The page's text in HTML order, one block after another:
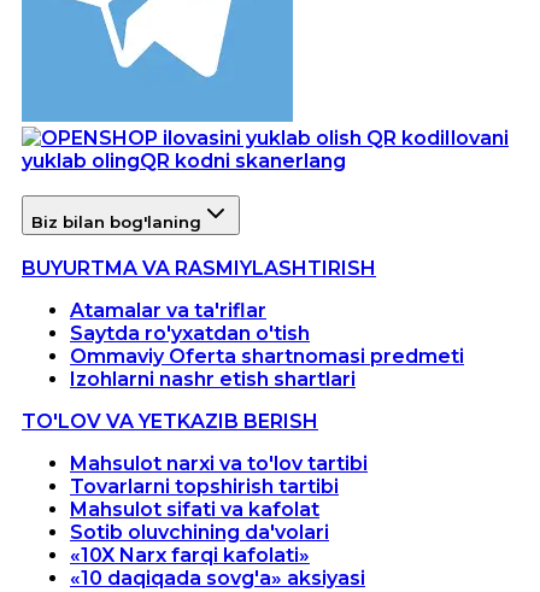
Ilovani
yuklab olingQR kodni skanerlang
Biz bilan bog'laning
BUYURTMA VA RASMIYLASHTIRISH
Atamalar va ta'riflar
Saytda ro'yxatdan o'tish
Ommaviy Oferta shartnomasi predmeti
Izohlarni nashr etish shartlari
TO'LOV VA YETKAZIB BERISH
Mahsulot narxi va to'lov tartibi
Tovarlarni topshirish tartibi
Mahsulot sifati va kafolat
Sotib oluvchining da'volari
«10X Narx farqi kafolati»
«10 daqiqada sovg'a» aksiyasi